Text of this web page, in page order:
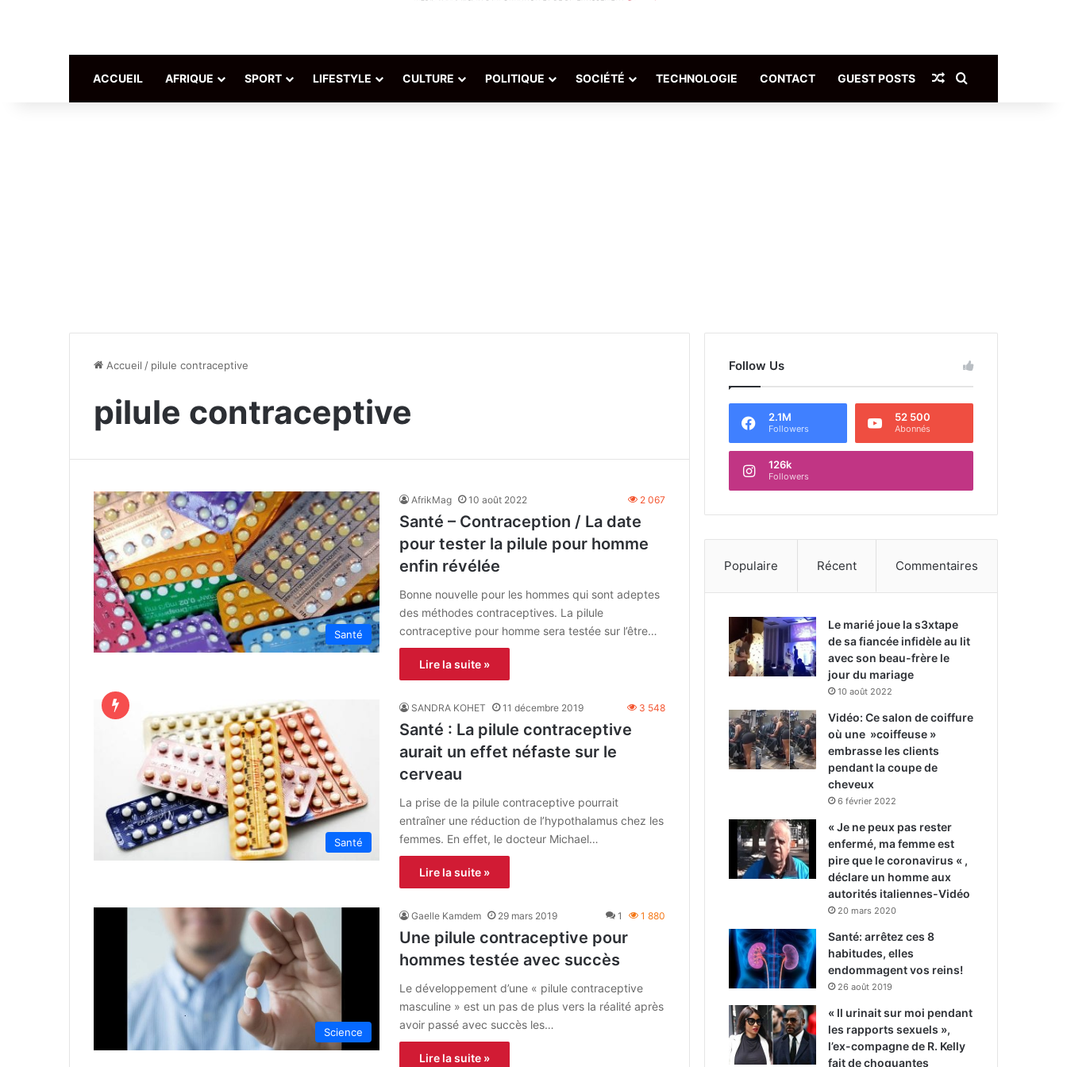
ACCUEIL AFRIQUE SPORT LIFESTYLE CULTURE POLITIQUE SOCIÉTÉ TECHNOLOGIE CONTACT GUEST POSTS Article Aléatoire
Accueil / pilule contraceptive
pilule contraceptive
Santé
AfrikMag 10 août 2022 2 067
Santé – Contraception / La date
pour tester la pilule pour homme
enfin révélée
Bonne nouvelle pour les hommes qui sont adeptes
des méthodes contraceptives. La pilule
contraceptive pour homme sera testée sur l’être…
Lire la suite »
Santé
SANDRA KOHET 11 décembre 2019 3 548
Santé : La pilule contraceptive
aurait un effet néfaste sur le
cerveau
La prise de la pilule contraceptive pourrait
entraîner une réduction de l’hypothalamus chez les
femmes. En effet, le docteur Michael…
Lire la suite »
Science
Gaelle Kamdem 29 mars 2019 1 1 880
Une pilule contraceptive pour
hommes testée avec succès
Le développement d’une « pilule contraceptive
masculine » est un pas de plus vers la réalité après
avoir passé avec succès les…
Lire la suite »
Follow Us
2.1M
Followers
52 500
Abonnés
126k
Followers
Populaire Récent Commentaires
Le marié joue la s3xtape
de sa fiancée infidèle au lit
avec son beau-frère le
jour du mariage
10 août 2022
Vidéo: Ce salon de coiffure
où une »coiffeuse »
embrasse les clients
pendant la coupe de
cheveux
6 février 2022
« Je ne peux pas rester
enfermé, ma femme est
pire que le coronavirus « ,
déclare un homme aux
autorités italiennes-Vidéo
20 mars 2020
Santé: arrêtez ces 8
habitudes, elles
endommagent vos reins!
26 août 2019
« Il urinait sur moi pendant
les rapports sexuels »,
l’ex-compagne de R. Kelly
fait de choquantes